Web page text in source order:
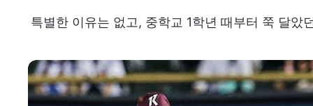
특별한 이유는 없고, 중학교 1학년 때부터 쭉 달았